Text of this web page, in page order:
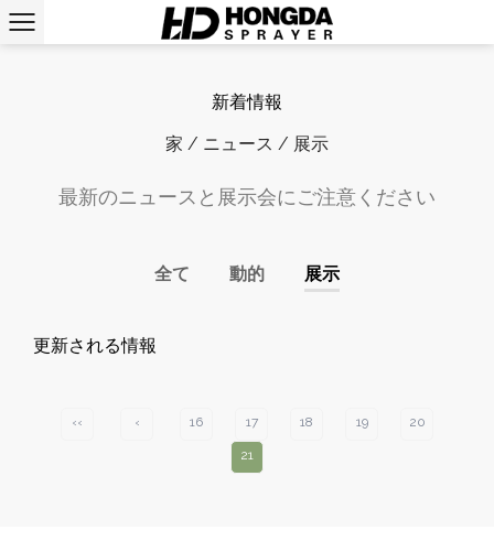
新着情報
家 / ニュース / 展示
最新のニュースと展示会にご注意ください
全て 動的 展示
更新される情報
‹‹ ‹ 16 17 18 19 20
21